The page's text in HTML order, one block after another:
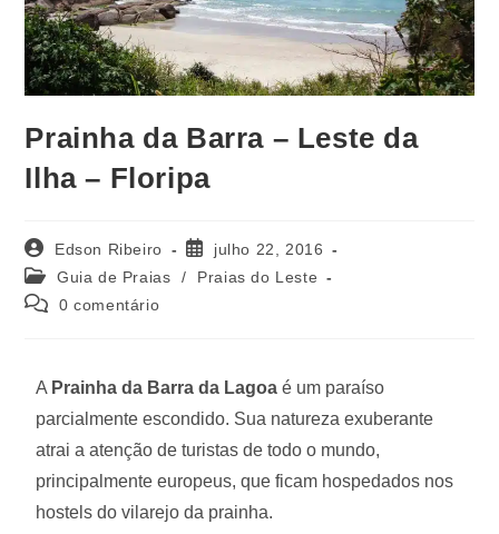
Prainha da Barra – Leste da
Ilha – Floripa
Edson Ribeiro
julho 22, 2016
Guia de Praias
/
Praias do Leste
0 comentário
A Prainha da Barra da Lagoa é um paraíso
parcialmente escondido. Sua natureza exuberante
atrai a atenção de turistas de todo o mundo,
principalmente europeus, que ficam hospedados nos
hostels do vilarejo da prainha.